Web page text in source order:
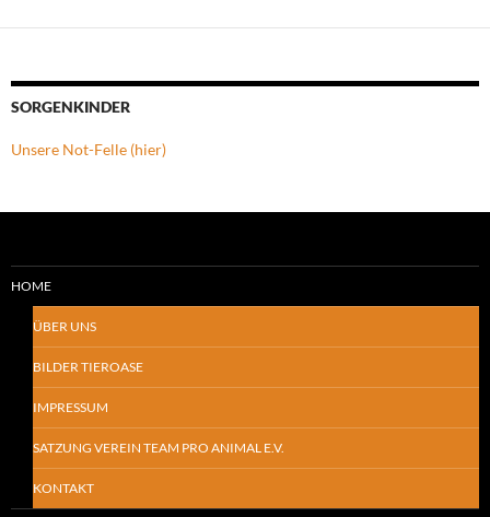
SORGENKINDER
Unsere Not-Felle (hier)
HOME
ÜBER UNS
BILDER TIEROASE
IMPRESSUM
SATZUNG VEREIN TEAM PRO ANIMAL E.V.
KONTAKT